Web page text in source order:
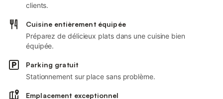
clients.
Cuisine entièrement équipée
Préparez de délicieux plats dans une cuisine bien
équipée.
Parking gratuit
Stationnement sur place sans problème.
Emplacement exceptionnel